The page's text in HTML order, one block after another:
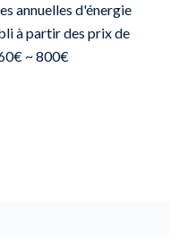
annuelles d'énergie
à partir des prix de
~ 800€